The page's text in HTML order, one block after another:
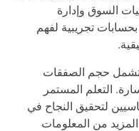
وإدارة
تجريبية لفهم
حجم الصفقات
المستمر
لتحقيق النجاح في
من المعلومات